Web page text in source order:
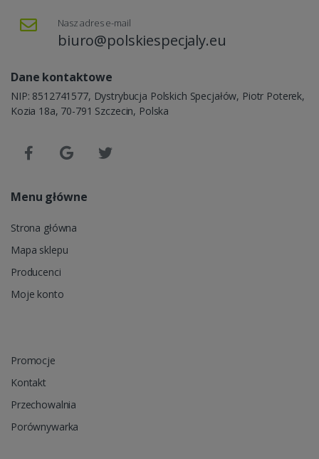
Nasz adres e-mail
biuro@polskiespecjaly.eu
Dane kontaktowe
NIP: 8512741577, Dystrybucja Polskich Specjałów, Piotr Poterek,
Kozia 18a, 70-791 Szczecin, Polska
Menu główne
Strona główna
Mapa sklepu
Producenci
Moje konto
Promocje
Kontakt
Przechowalnia
Porównywarka